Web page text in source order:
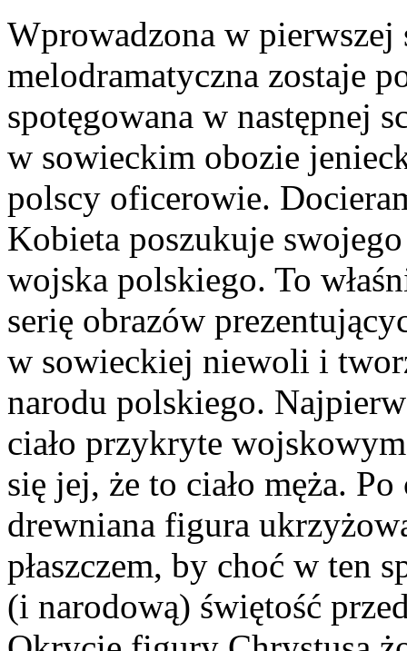
Wprowadzona w pierwszej
melodramatyczna zostaje
spotęgowana w następnej
w sowieckim obozie
polscy oficerowie.
Kobieta poszukuje
wojska polskiego. To
serię obrazów
w sowieckiej niewoli i
narodu polskiego.
ciało przykryte
się jej, że to ciało męża.
drewniana figura
płaszczem, by choć w ten
(i narodową) świętość